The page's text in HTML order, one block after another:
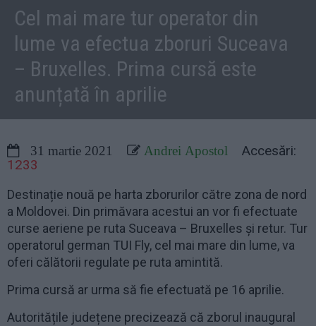
Cel mai mare tur operator din
lume va efectua zboruri Suceava
– Bruxelles. Prima cursă este
anunțată în aprilie
31 martie 2021 Andrei Apostol
Accesări:
1233
Destinație nouă pe harta zborurilor către zona de nord
a Moldovei. Din primăvara acestui an vor fi efectuate
curse aeriene pe ruta Suceava – Bruxelles și retur. Tur
operatorul german TUI Fly, cel mai mare din lume, va
oferi călătorii regulate pe ruta amintită.
Prima cursă ar urma să fie efectuată pe 16 aprilie.
Autoritățile județene precizează că zborul inaugural